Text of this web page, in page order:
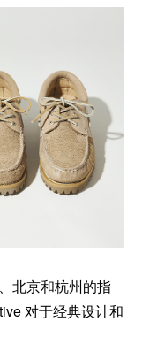
北京和杭州的指
对于经典设计和